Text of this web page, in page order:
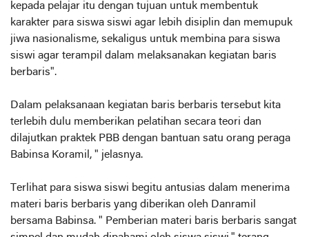
kepada pelajar itu dengan tujuan untuk membentuk
karakter para siswa siswi agar lebih disiplin dan memupuk
jiwa nasionalisme, sekaligus untuk membina para siswa
siswi agar terampil dalam melaksanakan kegiatan baris
berbaris".
Dalam pelaksanaan kegiatan baris berbaris tersebut kita
terlebih dulu memberikan pelatihan secara teori dan
dilajutkan praktek PBB dengan bantuan satu orang peraga
Babinsa Koramil, " jelasnya.
Terlihat para siswa siswi begitu antusias dalam menerima
materi baris berbaris yang diberikan oleh Danramil
bersama Babinsa. " Pemberian materi baris berbaris sangat